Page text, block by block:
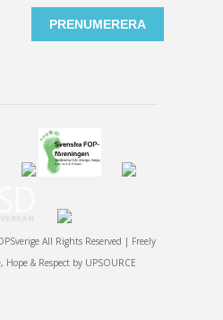
All Rights Reserved | Freely
Hope & Respect by UPSOURCE